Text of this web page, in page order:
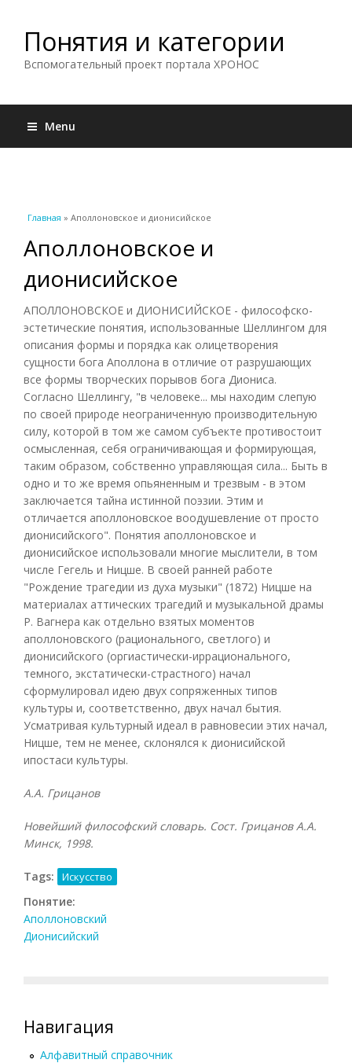
Понятия и категории
Вспомогательный проект портала ХРОНОС
Menu
Вы здесь
Главная » Аполлоновское и дионисийское
Аполлоновское и
дионисийское
АПОЛЛОНОВСКОЕ и ДИОНИСИЙСКОЕ - философско-
эстетические понятия, использованные Шеллингом для
описания формы и порядка как олицетворения
сущности бога Аполлона в отличие от разрушающих
все формы творческих порывов бога Диониса.
Согласно Шеллингу, "в человеке... мы находим слепую
по своей природе неограниченную производительную
силу, которой в том же самом субъекте противостоит
осмысленная, себя ограничивающая и формирующая,
таким образом, собственно управляющая сила... Быть в
одно и то же время опьяненным и трезвым - в этом
заключается тайна истинной поэзии. Этим и
отличается аполлоновское воодушевление от просто
дионисийского". Понятия аполлоновское и
дионисийское использовали многие мыслители, в том
числе Гегель и Ницше. В своей ранней работе
"Рождение трагедии из духа музыки" (1872) Ницше на
материалах аттических трагедий и музыкальной драмы
Р. Вагнера как отдельно взятых моментов
аполлоновского (рационального, светлого) и
дионисийского (оргиастически-иррационального,
темного, экстатически-страстного) начал
сформулировал идею двух сопряженных типов
культуры и, соответственно, двух начал бытия.
Усматривая культурный идеал в равновесии этих начал,
Ницше, тем не менее, склонялся к дионисийской
ипостаси культуры.
А.А. Грицанов
Новейший философский словарь. Сост. Грицанов А.А.
Минск, 1998.
Tags: Искусство
Понятие:
Аполлоновский
Дионисийский
Навигация
Алфавитный справочник